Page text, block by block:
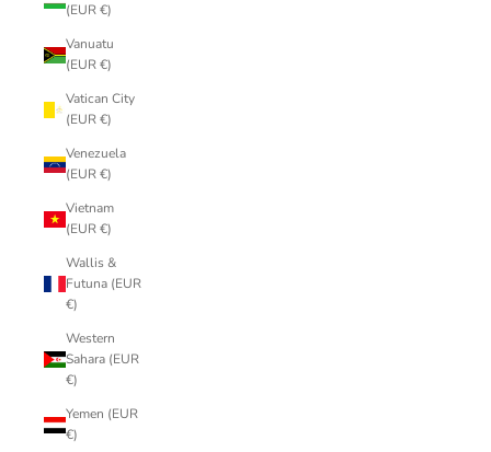
(EUR €)
Vanuatu
(EUR €)
Vatican City
(EUR €)
Venezuela
(EUR €)
Vietnam
(EUR €)
Wallis &
Futuna (EUR
€)
Western
Sahara (EUR
€)
Yemen (EUR
€)